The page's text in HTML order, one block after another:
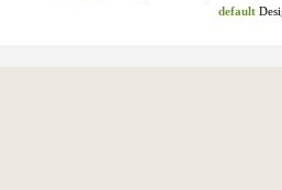
default